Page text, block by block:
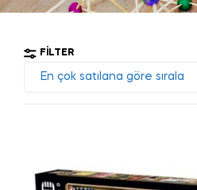
FILTER